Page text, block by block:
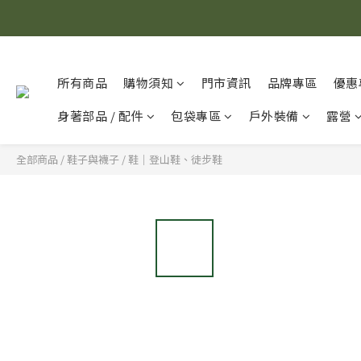
所有商品 購物須知 門市資訊 品牌專區
優
身著部品 / 配件
包袋專區 戶外裝備 露營
全部商品 /鞋子與襪子 /鞋｜登山鞋、徒步鞋